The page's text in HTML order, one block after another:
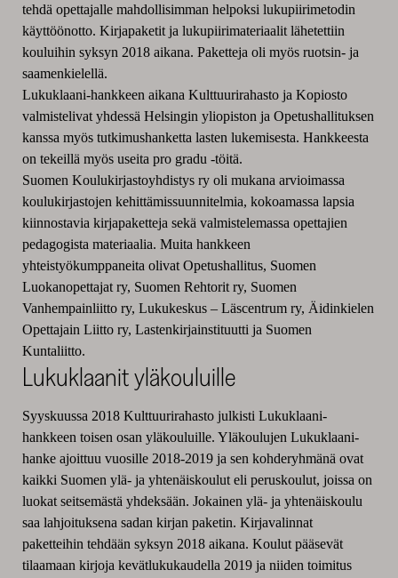
tehdä opettajalle mahdollisimman helpoksi lukupiirimetodin
käyttöönotto. Kirjapaketit ja lukupiirimateriaalit lähetettiin
kouluihin syksyn 2018 aikana. Paketteja oli myös ruotsin- ja
saamenkielellä.
Lukuklaani-hankkeen aikana Kulttuurirahasto ja Kopiosto
valmistelivat yhdessä Helsingin yliopiston ja Opetushallituksen
kanssa myös tutkimushanketta lasten lukemisesta. Hankkeesta
on tekeillä myös useita pro gradu -töitä.
Suomen Koulukirjastoyhdistys ry oli mukana arvioimassa
koulukirjastojen kehittämissuunnitelmia, kokoamassa lapsia
kiinnostavia kirjapaketteja sekä valmistelemassa opettajien
pedagogista materiaalia. Muita hankkeen
yhteistyökumppaneita olivat Opetushallitus, Suomen
Luokanopettajat ry, Suomen Rehtorit ry, Suomen
Vanhempainliitto ry, Lukukeskus – Läscentrum ry, Äidinkielen
Opettajain Liitto ry, Lastenkirjainstituutti ja Suomen
Kuntaliitto.
Lukuklaanit yläkouluille
Syyskuussa 2018 Kulttuurirahasto julkisti Lukuklaani-
hankkeen toisen osan yläkouluille. Yläkoulujen Lukuklaani-
hanke ajoittuu vuosille 2018-2019 ja sen kohderyhmänä ovat
kaikki Suomen ylä- ja yhtenäiskoulut eli peruskoulut, joissa on
luokat seitsemästä yhdeksään. Jokainen ylä- ja yhtenäiskoulu
saa lahjoituksena sadan kirjan paketin. Kirjavalinnat
paketteihin tehdään syksyn 2018 aikana. Koulut pääsevät
tilaamaan kirjoja kevätlukukaudella 2019 ja niiden toimitus